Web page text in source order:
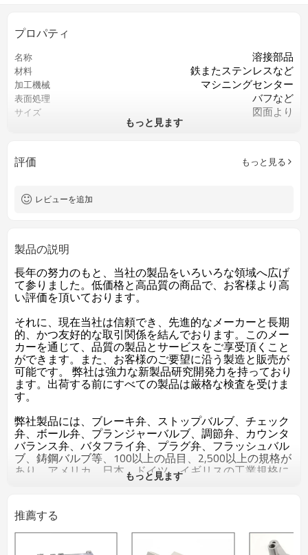
プロパティ
名称 溶接部品
材料 鉄またステンレスなど
加工機械 マシニングセンター
表面処理 バフなど
サイズ 図面より
QCコントロール
サービス カスタマイズされたOEM
もっと見ます
評価 もっと見る
レビューを追加
製品の説明
長年の努力のもと、当社の製品をいろいろな領域へ広げ
て参りました。低価格と高品質の商品で、お客様より高
い評価を頂いております。
それに、現在当社は信頼でき、先進的なメーカーと長期
的、かつ友好的な取引関係を結んでおります。このメー
カーを通じて、品質の製品とサービスをご享受頂くこと
ができます。また、お客様のご要望に沿う製造と販売が
可能です。 弊社は強力な新製品研究開発力を持っており
ます。出荷する前にすべての製品は厳格な検査を受けま
す。
弊社製品には、ブレーキ弁、ストップバルブ、チェック
弁、ボール弁、プランジャーバルブ、調節弁、カウンタ
バランス弁、バタフライ弁、プラグ弁、フラッシュバル
ブ、鋳鋼バルブ等、100以上の品目、2,500以上の規格が
あり、アメリカ、日本、ドイツ、イギリスの工業規格に
対応した製品も数多く製造しております。
主な製品：板金部品、鋳造部品、鍛造部品、アルミ部
品，銅鋳造部品、アルミ鍛造部品、銅鋳造部品及びその
加工熱処理等。品質方針：良品を作り，承諾を遵守す
もっと見ます
推薦する